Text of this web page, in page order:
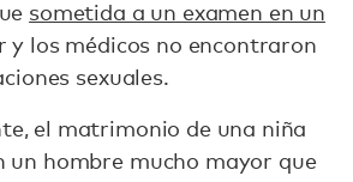
sometida a un examen en un
y los médicos no encontraron
sexuales.
el matrimonio de una niña
un hombre mucho mayor que